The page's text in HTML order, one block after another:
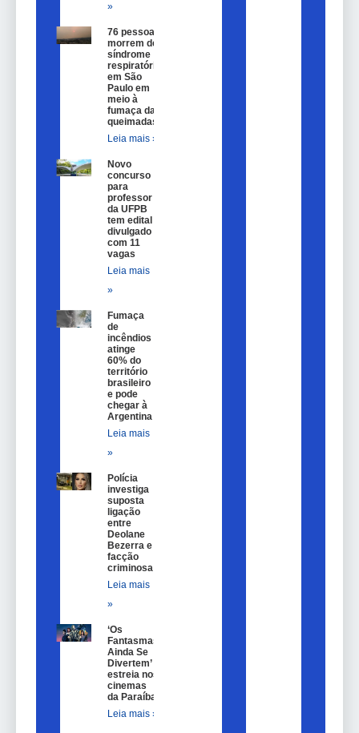
»
76 pessoas
morrem de
síndrome
respiratória
em São
Paulo em
meio à
fumaça das
queimadas
Leia mais »
Novo
concurso
para
professor
da UFPB
tem edital
divulgado
com 11
vagas
Leia mais
»
Fumaça
de
incêndios
atinge
60% do
território
brasileiro
e pode
chegar à
Argentina
Leia mais
»
Polícia
investiga
suposta
ligação
entre
Deolane
Bezerra e
facção
criminosa
Leia mais
»
‘Os
Fantasmas
Ainda Se
Divertem’
estreia nos
cinemas
da Paraíba
Leia mais »